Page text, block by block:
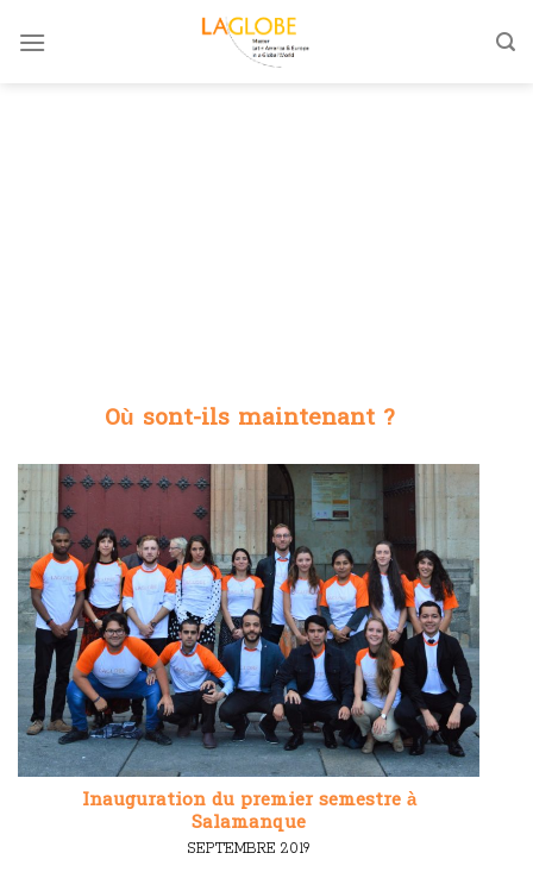
Où sont-ils maintenant ?
Inauguration du premier semestre à
Salamanque
SEPTEMBRE 2019